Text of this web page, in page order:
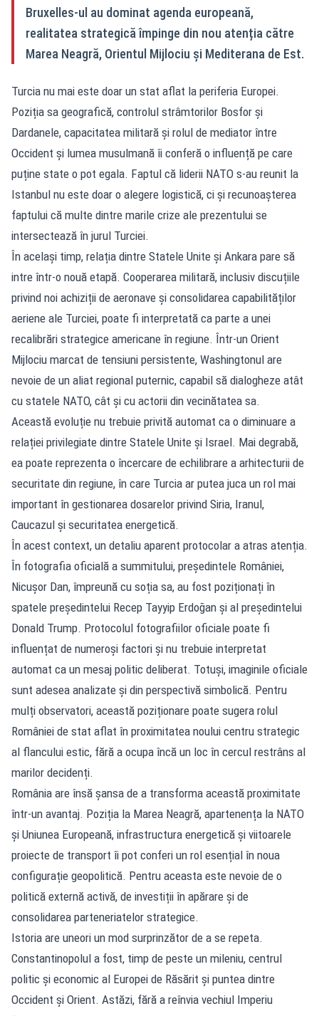
Bruxelles-ul au dominat agenda europeană,
realitatea strategică împinge din nou atenția către
Marea Neagră, Orientul Mijlociu și Mediterana de Est.
Turcia nu mai este doar un stat aflat la periferia Europei.
Poziția sa geografică, controlul strâmtorilor Bosfor și
Dardanele, capacitatea militară și rolul de mediator între
Occident și lumea musulmană îi conferă o influență pe care
puține state o pot egala. Faptul că liderii NATO s-au reunit la
Istanbul nu este doar o alegere logistică, ci și recunoașterea
faptului că multe dintre marile crize ale prezentului se
intersectează în jurul Turciei.
În același timp, relația dintre Statele Unite și Ankara pare să
intre într-o nouă etapă. Cooperarea militară, inclusiv discuțiile
privind noi achiziții de aeronave și consolidarea capabilităților
aeriene ale Turciei, poate fi interpretată ca parte a unei
recalibrări strategice americane în regiune. Într-un Orient
Mijlociu marcat de tensiuni persistente, Washingtonul are
nevoie de un aliat regional puternic, capabil să dialogheze atât
cu statele NATO, cât și cu actorii din vecinătatea sa.
Această evoluție nu trebuie privită automat ca o diminuare a
relației privilegiate dintre Statele Unite și Israel. Mai degrabă,
ea poate reprezenta o încercare de echilibrare a arhitecturii de
securitate din regiune, în care Turcia ar putea juca un rol mai
important în gestionarea dosarelor privind Siria, Iranul,
Caucazul și securitatea energetică.
În acest context, un detaliu aparent protocolar a atras atenția.
În fotografia oficială a summitului, președintele României,
Nicușor Dan, împreună cu soția sa, au fost poziționați în
spatele președintelui Recep Tayyip Erdoğan și al președintelui
Donald Trump. Protocolul fotografiilor oficiale poate fi
influențat de numeroși factori și nu trebuie interpretat
automat ca un mesaj politic deliberat. Totuși, imaginile oficiale
sunt adesea analizate și din perspectivă simbolică. Pentru
mulți observatori, această poziționare poate sugera rolul
României de stat aflat în proximitatea noului centru strategic
al flancului estic, fără a ocupa încă un loc în cercul restrâns al
marilor decidenți.
România are însă șansa de a transforma această proximitate
într-un avantaj. Poziția la Marea Neagră, apartenența la NATO
și Uniunea Europeană, infrastructura energetică și viitoarele
proiecte de transport îi pot conferi un rol esențial în noua
configurație geopolitică. Pentru aceasta este nevoie de o
politică externă activă, de investiții în apărare și de
consolidarea parteneriatelor strategice.
Istoria are uneori un mod surprinzător de a se repeta.
Constantinopolul a fost, timp de peste un mileniu, centrul
politic și economic al Europei de Răsărit și puntea dintre
Occident și Orient. Astăzi, fără a reînvia vechiul Imperiu